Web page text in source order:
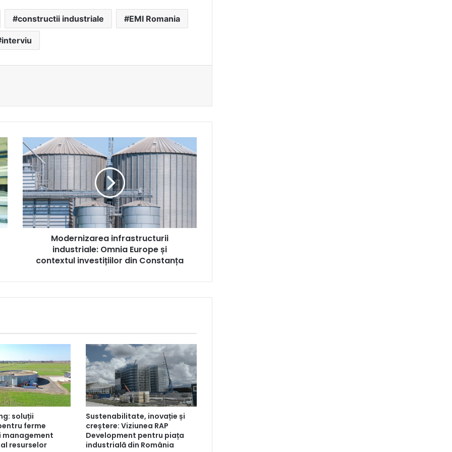
constructii industriale EMI Romania
interviu
Modernizarea
infrastructurii
industriale:
Omnia
Europe
și
contextul
investițiilor
din
ConstanțaModernizarea infrastructurii
industriale: Omnia Europe și
contextul investițiilor din Constanța
soluții
ferme
management
resurselor
Sustenabilitate, inovație și
creștere: Viziunea RAP
Development pentru piața
industrială din România